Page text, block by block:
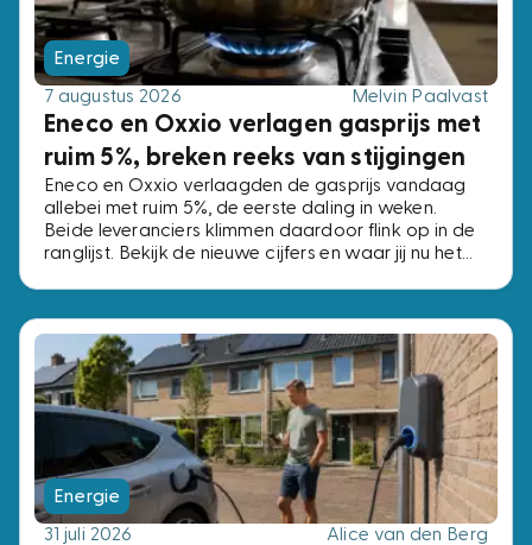
Energie
7 augustus 2026
Melvin Paalvast
Eneco en Oxxio verlagen gasprijs met
ruim 5%, breken reeks van stijgingen
Eneco en Oxxio verlaagden de gasprijs vandaag
allebei met ruim 5%, de eerste daling in weken.
Beide leveranciers klimmen daardoor flink op in de
ranglijst. Bekijk de nieuwe cijfers en waar jij nu het
Energie
31 juli 2026
Alice van den Berg